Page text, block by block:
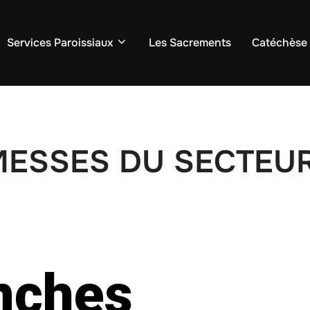
Services Paroissiaux Les Sacrements Catéchèse
DU